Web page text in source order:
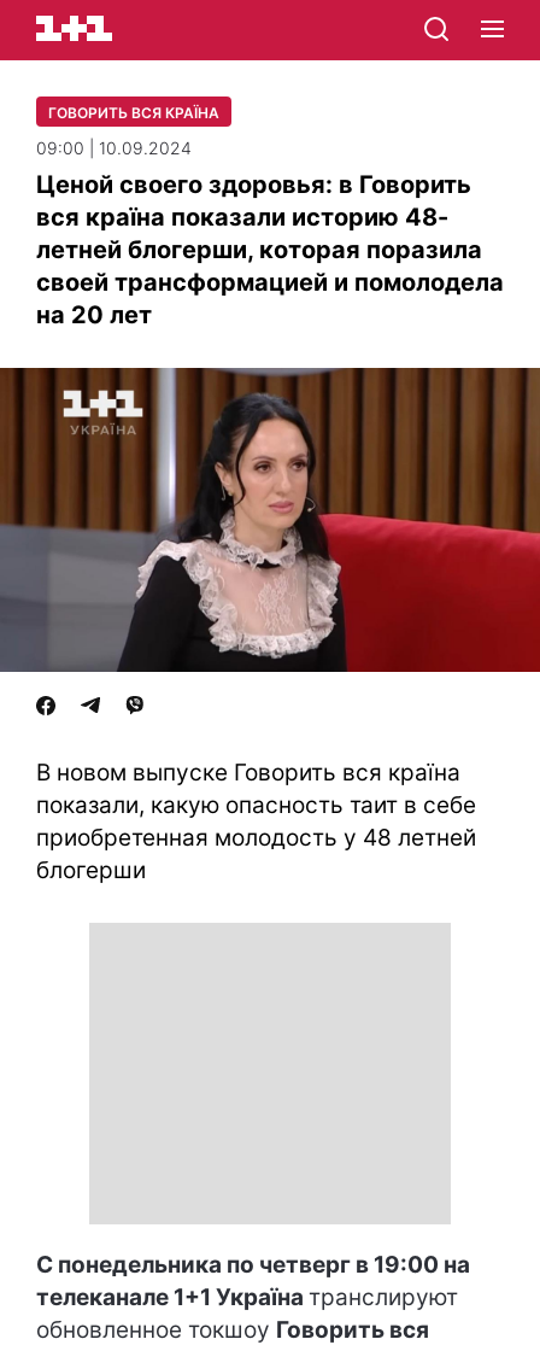
ГОВОРИТЬ ВСЯ КРАЇНА
09:00 | 10.09.2024
Ценой своего здоровья: в Говорить
вся країна показали историю 48-
летней блогерши, которая поразила
своей трансформацией и помолодела
на 20 лет
В новом выпуске Говорить вся країна
показали, какую опасность таит в себе
приобретенная молодость у 48 летней
блогерши
С понедельника по четверг в 19:00 на
телеканале 1+1 Україна транслируют
обновленное токшоу Говорить вся